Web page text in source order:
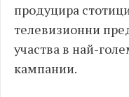
продуцира
телевизионни
участва в най-
кампании.